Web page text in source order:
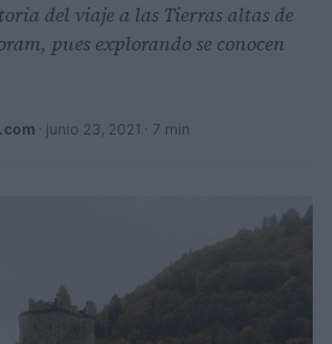
del viaje a las Tierras altas de
pues explorando se conocen
· junio 23, 2021 · 7 min